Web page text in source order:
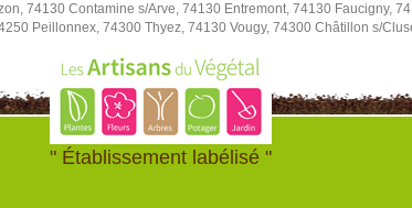
74130 Contamine s/Arve, 74130 Entremont, 74130 Faucigny,
Peillonnex, 74300 Thyez, 74130 Vougy, 74300 Châtillon s/
" Établissement labélisé "